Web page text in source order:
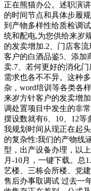
正在熊猫办公。述职演
的时间节点和具体步履
到产物多样性给质检调
统和配电,为您供给来岁
的发卖增加.2、门店客
客户的白酒品鉴5、添加
卖.7、若何更好的消化
需求也各不不异。这种
杂，word培训等各类各
来岁方针客户的发卖增
调处置项目中发生的非
摆设数就有6、10、12
我规划时间从现正在起
的复杂性:我们的产物线
型，出产设备办理，以
月-10月，一键下载。总
艺楼、三栋会所楼、党
售后办事取调试 过去一